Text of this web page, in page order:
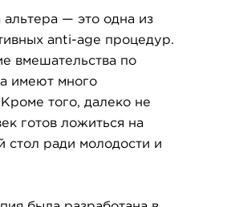
— это одна из
anti-age процедур.
вмешательства по
имеют много
того, далеко не
готов ложиться на
стол ради молодости и